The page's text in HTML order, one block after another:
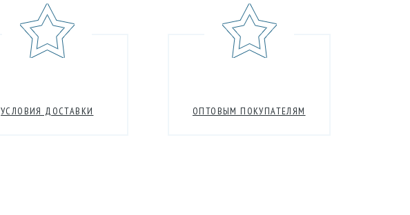
УСЛОВИЯ ДОСТАВКИ ОПТОВЫМ ПОКУПАТЕЛЯМ